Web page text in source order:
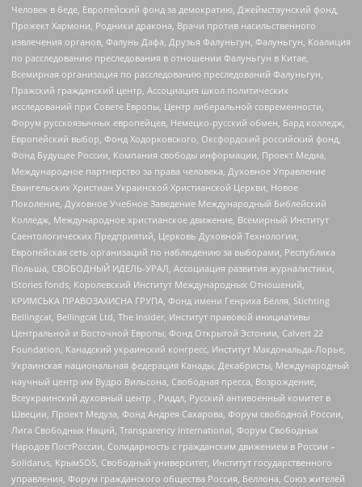
Человек в беде, Европейский фонд за демократию, Джеймстаунский фонд,
Прожект Хармони, Родники дракона, Врачи против насильственного
извлечения органов, Фалунь Дафа, Друзья Фалуньгун, Фалуньгун, Коалиция
по расследованию преследования в отношении Фалуньгун в Китае,
Всемирная организация по расследованию преследований Фалуньгун,
Пражский гражданский центр, Ассоциация школ политических
исследований при Совете Европы, Центр либеральной современности,
Форум русскоязычных европейцев, Немецко-русский обмен, Бард колледж,
Европейский выбор, Фонд Ходорковского, Оксфордский российский фонд,
Фонд Будущее России, Компания свободы информации, Проект Медиа,
Международное партнерство за права человека, Духовное Управление
Евангельских Христиан Украинской Христианской Церкви, Новое
Поколение, Духовное Учебное Заведение Международный Библейский
Колледж, Международное христианское движение, Всемирный Институт
Саентологических Предприятий, Церковь Духовной Технологии,
Европейская сеть организаций по наблюдению за выборами, Республика
Польша, СВОБОДНЫЙ ИДЕЛЬ-УРАЛ, Ассоциация развития журналистики,
IStories fonds, Королевский Институт Международных Отношений,
КРИМСЬКА ПРАВОЗАХИСНА ГРУПА, Фонд имени Генриха Бёлля, Stichting
Bellingcat, Bellingcat Ltd, The Insider, Институт правовой инициативы
Центральной и Восточной Европы, Фонд Открытой Эстонии, Calvert 22
Foundation, Канадский украинский конгресс, Институт Макдональда-Лорье,
Украинская национальная федерация Канады, Декабристы, Международный
научный центр им Вудро Вильсона, Свободная пресса, Возрождение,
Всеукраинский духовный центр , Риддл, Русский антивоенный комитет в
Швеции, Проект Медуза, Фонд Андрея Сахарова, Форум свободной России,
Лига Свободных Наций, Transparеncy International, Форум Свободных
Народов ПостРоссии, Солидарность с гражданским движением в России –
Solidarus, КрымSOS, Свободный университет, Институт государственного
управления, Форум гражданского общества Россия, Беллона, Союз жителей